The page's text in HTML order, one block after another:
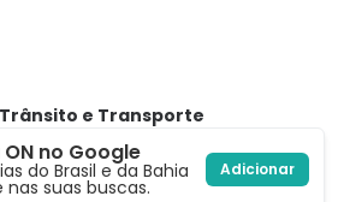
Trânsito e Transporte
no Google
do Brasil e da Bahia
suas buscas.
Adicionar